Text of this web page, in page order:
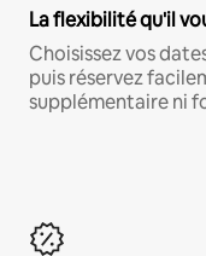
La flexibilité qu'il
Choisissez vos
puis réservez
supplémentaire ni